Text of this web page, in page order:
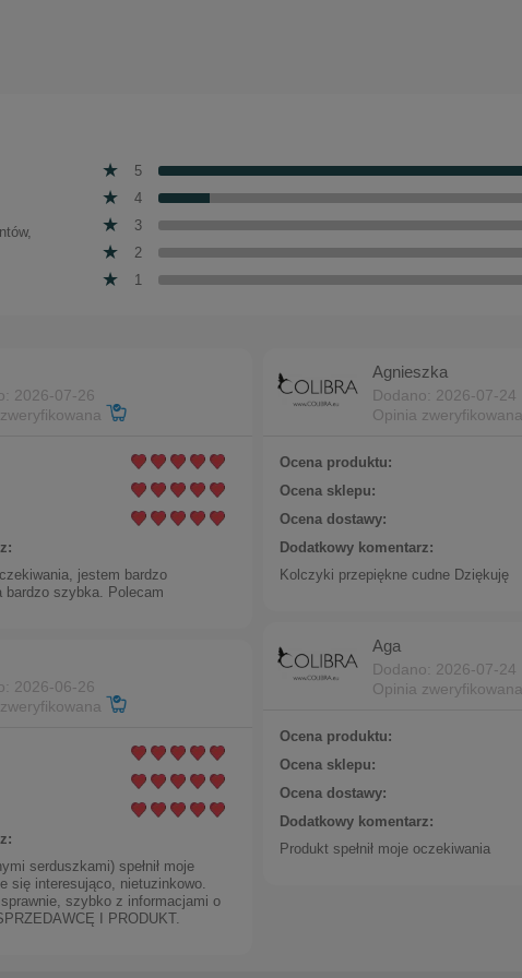
Preciosa z kolekcji Classic (E14786AU)
5
4
3
2
1
2026-07-26
jestem bardzo
bardzo szybka. Polecam
Agnieszka
Dodano: 2026-07-24
Opinia zweryfikowana
Ocena produktu:
Ocena sklepu:
Ocena dostawy:
Dodatkowy komentarz:
Kolczyki przepiękne cudne Dziękuję
Aga
Dodano: 2026-07-24
Opinia zweryfikowana
Ocena produktu:
Ocena sklepu:
Ocena dostawy:
Dodatkowy komentarz:
Produkt spełnił moje oczekiwania
2026-06-26
serduszkami) spełnił moje
się interesująco, nietuzinkowo.
szybko z informacjami o
I PRODUKT.